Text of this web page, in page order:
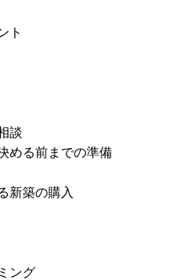
ト
談
める前までの準備
新築の購入
ング